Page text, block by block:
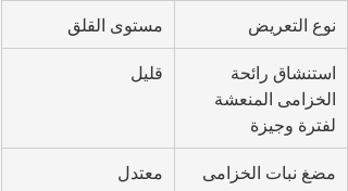
نوع التعريض مستوى القلق
استنشاق رائحة
الخزامى المنعشة
لفترة وجيزة
قليل
مضغ نبات الخزامى معتدل